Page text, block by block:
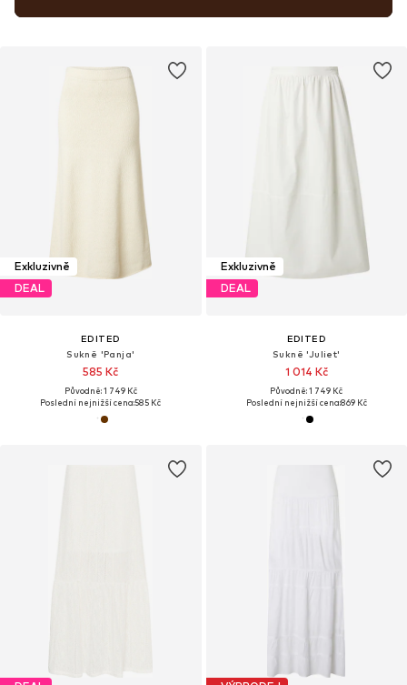
Exkluzivně
DEAL
EDITED
Sukně 'Panja'
585 Kč
Původně: 1 749 Kč
Poslední nejnižší cena:585 Kč
Exkluzivně
DEAL
EDITED
Sukně 'Juliet'
1 014 Kč
Původně: 1 749 Kč
Poslední nejnižší cena:869 Kč